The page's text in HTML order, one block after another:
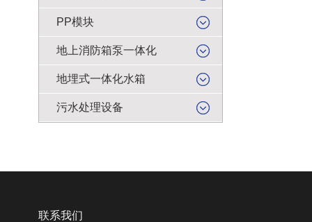
PP模块
地上消防箱泵一体化
地埋式一体化水箱
污水处理设备
联系我们